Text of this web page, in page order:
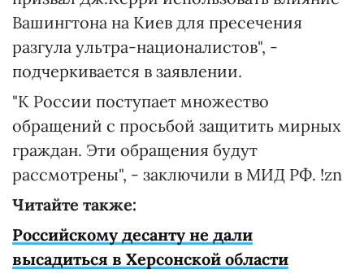
Вашингтона на Киев для пресечения
разгула ультра-националистов", -
подчеркивается в заявлении.
"К России поступает множество
обращений с просьбой защитить мирных
граждан. Эти обращения будут
рассмотрены", - заключили в МИД РФ. !zn
Читайте также:
Российскому десанту не дали
высадиться в Херсонской области